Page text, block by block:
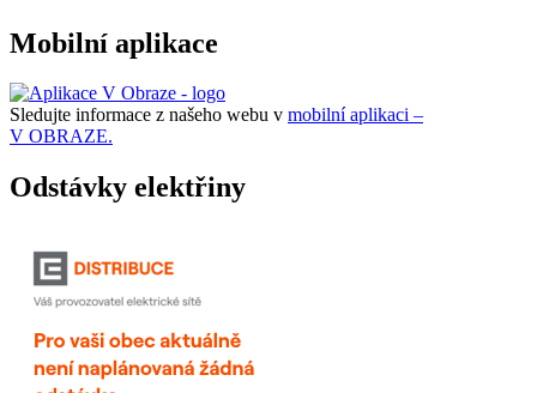
Mobilní aplikace
Sledujte informace z našeho webu v mobilní aplikaci –
V OBRAZE.
Odstávky elektřiny